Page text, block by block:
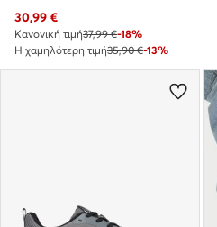
Τρέχουσα τιμή
30,99 €
Κανονική τιμή37,99 €-18%
Η χαμηλότερη τιμή35,90 €-13%